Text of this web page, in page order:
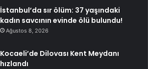
İstanbul’da sır ölüm: 37 yaşındaki
kadın savcının evinde ölü bulundu!
Ağustos 8, 2026
Kocaeli’de Dilovası Kent Meydanı
hızlandı